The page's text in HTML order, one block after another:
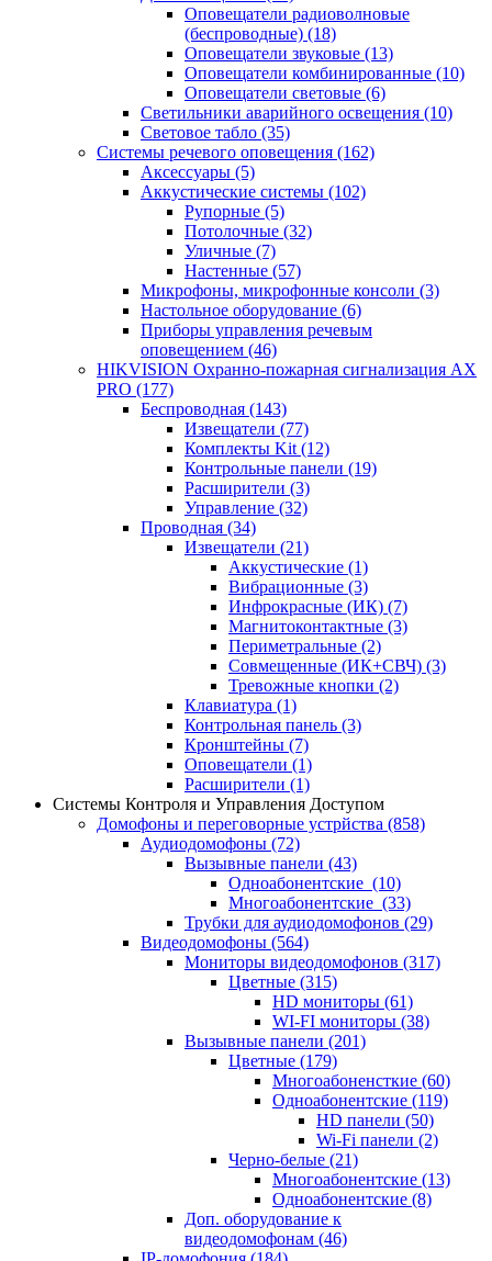
Оповещатели радиоволновые
(беспроводные) (18)
Оповещатели звуковые (13)
Оповещатели комбинированные (10)
Оповещатели световые (6)
Светильники аварийного освещения (10)
Световое табло (35)
Системы речевого оповещения (162)
Аксессуары (5)
Аккустические системы (102)
Рупорные (5)
Потолочные (32)
Уличные (7)
Настенные (57)
Микрофоны, микрофонные консоли (3)
Настольное оборудование (6)
Приборы управления речевым
оповещением (46)
HIKVISION Охранно-пожарная сигнализация AX
PRO (177)
Беспроводная (143)
Извещатели (77)
Комплекты Kit (12)
Контрольные панели (19)
Расширители (3)
Управление (32)
Проводная (34)
Извещатели (21)
Аккустические (1)
Вибрационные (3)
Инфрокрасные (ИК) (7)
Магнитоконтактные (3)
Периметральные (2)
Совмещенные (ИК+СВЧ) (3)
Тревожные кнопки (2)
Клавиатура (1)
Контрольная панель (3)
Кронштейны (7)
Оповещатели (1)
Расширители (1)
Системы Контроля и Управления Доступом
Домофоны и переговорные устрйства (858)
Аудиодомофоны (72)
Вызывные панели (43)
Одноабонентские (10)
Многоабонентские (33)
Трубки для аудиодомофонов (29)
Видеодомофоны (564)
Мониторы видеодомофонов (317)
Цветные (315)
HD мониторы (61)
WI-FI мониторы (38)
Вызывные панели (201)
Цветные (179)
Многоабоненсткие (60)
Одноабонентские (119)
HD панели (50)
Wi-Fi панели (2)
Черно-белые (21)
Многоабонентские (13)
Одноабонентские (8)
Доп. оборудование к
видеодомофонам (46)